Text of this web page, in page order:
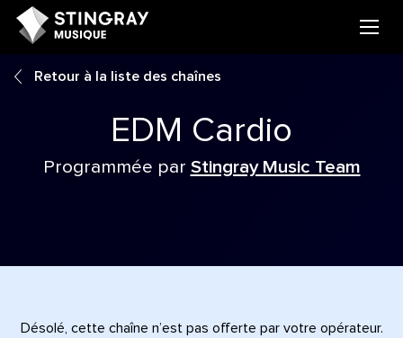
Retour à la liste des chaînes
EDM Cardio
Programmée par Stingray Music Team
Désolé, cette chaîne n’est pas offerte par votre opérateur.